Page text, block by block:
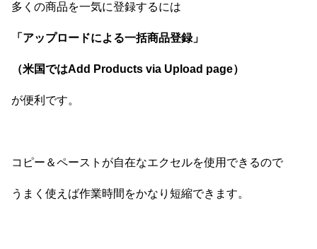
多くの商品を一気に登録するには
「アップロードによる一括商品登録」
（米国ではAdd Products via Upload page）
が便利です。
コピー＆ペーストが自在なエクセルを使用できるので
うまく使えば作業時間をかなり短縮できます。